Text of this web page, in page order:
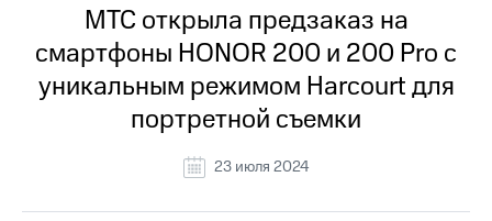
История
компании
Руководство
региона
информация
Пресс-
релизы
МТС
о технологиях
МТС открыла предзаказ на
смартфоны HONOR 200 и 200 Pro c
уникальным режимом Harcourt для
портретной съемки
23 июля 2024